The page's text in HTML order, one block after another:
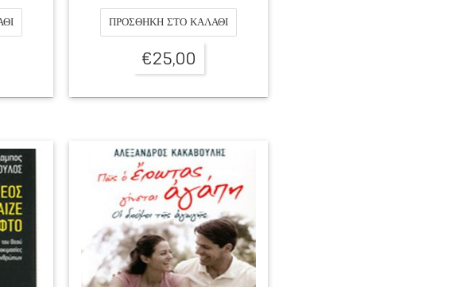
ΠΡΟΣΘΉΚΗ ΣΤΟ ΚΑΛΆΘΙ
€25,00